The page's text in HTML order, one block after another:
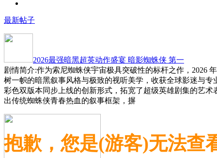
最新帖子
2026最强暗黑超英动作盛宴 暗影蜘蛛侠 第一
剧情简介:作为索尼蜘蛛侠宇宙极具突破性的标杆之作，2026
树一帜的暗黑叙事风格与极致的视听美学，收获全球影迷与
彩色双版本同步上线的创新形式，拓宽了超级英雄剧集的艺
出传统蜘蛛侠青春热血的叙事框架，摒
抱歉，您是(游客)无法查